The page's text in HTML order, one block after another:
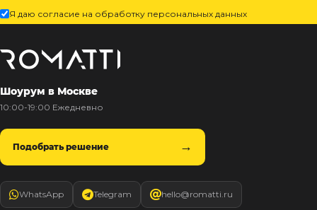
Я даю согласие на обработку персональных данных
Шоурум в Москве
10:00-19:00 Ежедневно
Подобрать решение
WhatsApp Telegram hello@romatti.ru